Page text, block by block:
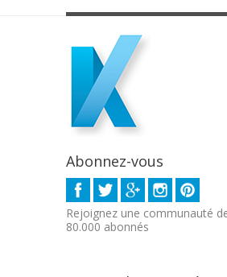
Abonnez-vous
Rejoignez une communauté
80.000 abonnés